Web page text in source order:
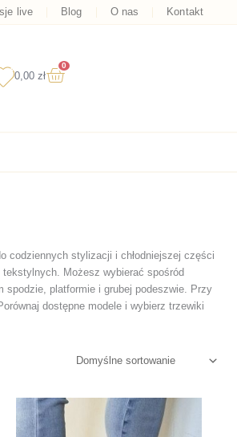
live Blog O nas Kontakt
0,00 zł
0
Wózek
codziennych stylizacji i chłodniejszej części
Możesz wybierać spośród
spodzie, platformie i grubej podeszwie. Przy
dostępne modele i wybierz trzewiki